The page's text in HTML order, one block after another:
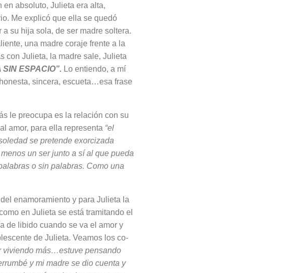
absoluto, Julieta era alta,
Me explicó que ella se quedó
su hija sola, de ser madre soltera.
una madre coraje frente a la
con Julieta, la madre sale, Julieta
ESPACIO”. Lo entiendo, a mí
sincera, es­cueta…esa frase
le preocupa es la relación con su
amor, para ella representa “el
se pretende exorcizada
un ser junto a sí al que pueda
o sin palabras. Como una
enamoramiento y para Julieta la
en Julieta se está tramitando el
de libido cuando se va el amor y
de Julieta. Veamos los co­
viviendo más…estuve pen­sando
y mi madre se dio cuenta y